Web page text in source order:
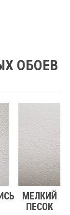
ОБОЕВ
МЕЛКИЙ
ПЕСОК